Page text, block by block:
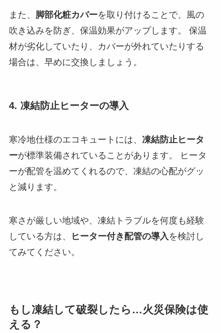
また、 脚部化粧カバーを取り付けることで、風の
吹き込みを防ぎ、保温効果がアップします。 保温
材が劣化していたり、カバーが外れていたりする
場合は、早めに交換しましょう。
4. 凍結防止ヒーターの導入
寒冷地仕様のエコキュートには、 凍結防止ヒータ
ーが標準装備されていることがあります。 ヒータ
ーが配管を温めてくれるので、凍結の心配がグッ
と減ります。
寒さが厳しい地域や、凍結トラブルを何度も経験
している方は、
ヒーター付き配管の導入を検討し
てみてください。
もし凍結して破裂したら…火災保険は使
える？